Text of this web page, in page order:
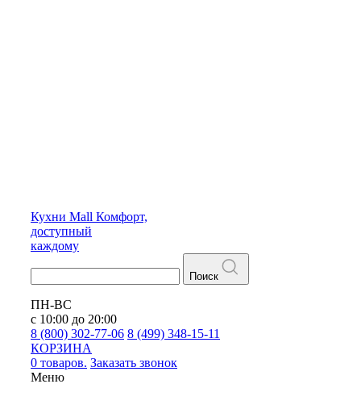
Кухни Mall Комфорт,
доступный
каждому
Поиск
ПН-ВС
с 10:00 до 20:00
8 (800) 302-77-06 8 (499) 348-15-11
КОРЗИНА
0 товаров. Заказать звонок
Меню